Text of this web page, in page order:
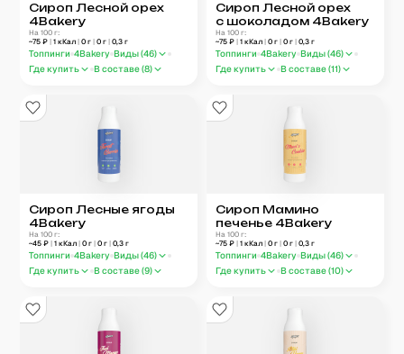
Сироп Лесной орех
4Bakery
На 100 г:
~75 ₽| 1 кКал| 0 г| 0 г| 0,3 г
Топпинги 4Bakery Виды (46)
Где купить
В составе (8)
Сироп Лесной орех
с шоколадом 4Bakery
На 100 г:
~75 ₽ | 1 кКал | 0 г | 0 г | 0,3 г
Топпинги 4Bakery Виды (46)
Где купить
В составе (11)
Сироп Лесные ягоды
4Bakery
На 100 г:
~45 ₽| 1 кКал| 0 г| 0 г| 0,3 г
Топпинги 4Bakery Виды (46)
Где купить
В составе (9)
Сироп Мамино
печенье 4Bakery
На 100 г:
~75 ₽ | 1 кКал | 0 г | 0 г | 0,3 г
Топпинги 4Bakery Виды (46)
Где купить
В составе (10)